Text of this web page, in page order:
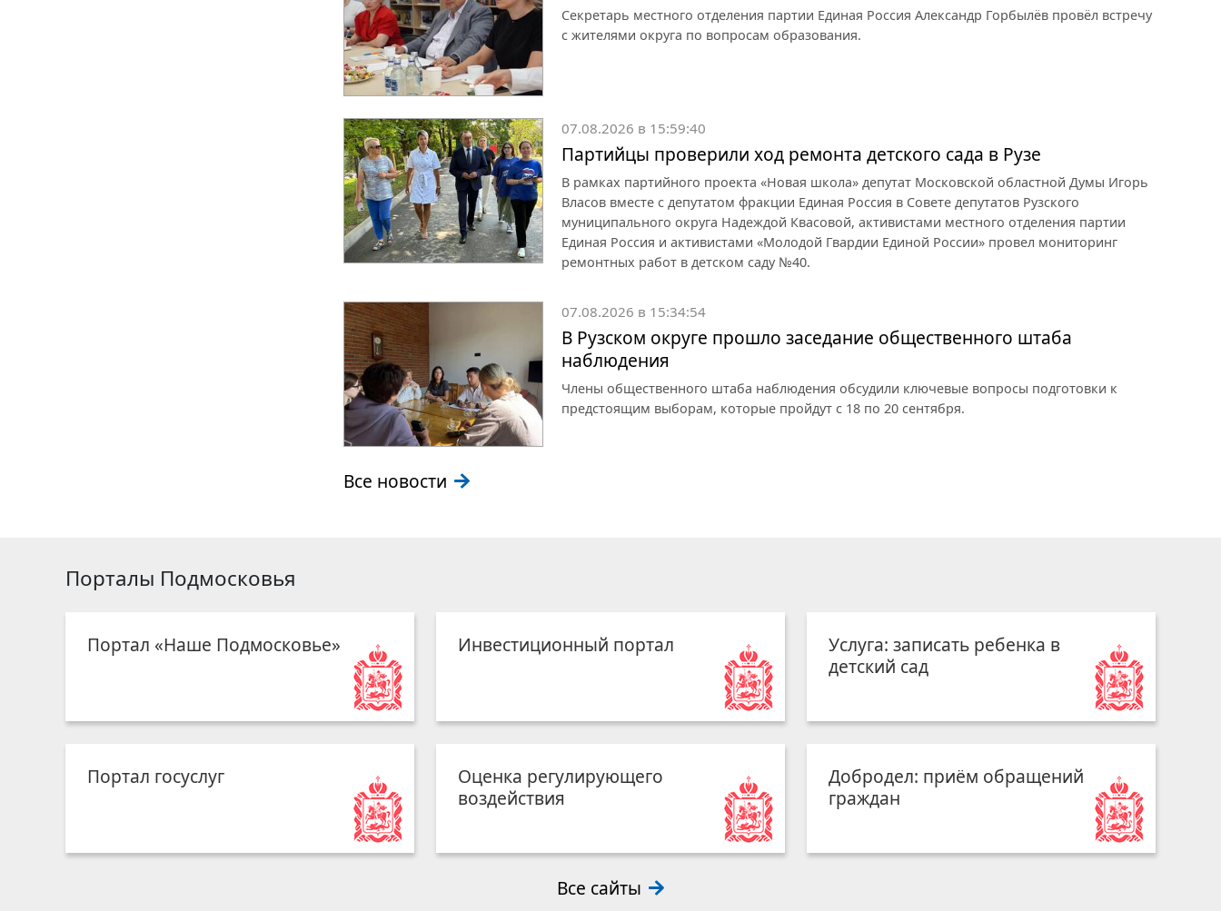
Секретарь местного отделения партии Единая Россия Александр Горбылёв провёл встречу
с жителями округа по вопросам образования.
07.08.2026 в 15:59:40
Партийцы проверили ход ремонта детского сада в Рузе
В рамках партийного проекта «Новая школа» депутат Московской областной Думы Игорь
Власов вместе с депутатом фракции Единая Россия в Совете депутатов Рузского
муниципального округа Надеждой Квасовой, активистами местного отделения партии
Единая Россия и активистами «Молодой Гвардии Единой России» провел мониторинг
ремонтных работ в детском саду №40.
07.08.2026 в 15:34:54
В Рузском округе прошло заседание общественного штаба
наблюдения
Члены общественного штаба наблюдения обсудили ключевые вопросы подготовки к
предстоящим выборам, которые пройдут с 18 по 20 сентября.
Все новости
Порталы Подмосковья
Портал «Наше Подмосковье» Инвестиционный портал
Услуга: записать ребенка в
детский сад
Портал госуслуг
Оценка регулирующего
воздействия
Добродел: приём обращений
граждан
Все сайты